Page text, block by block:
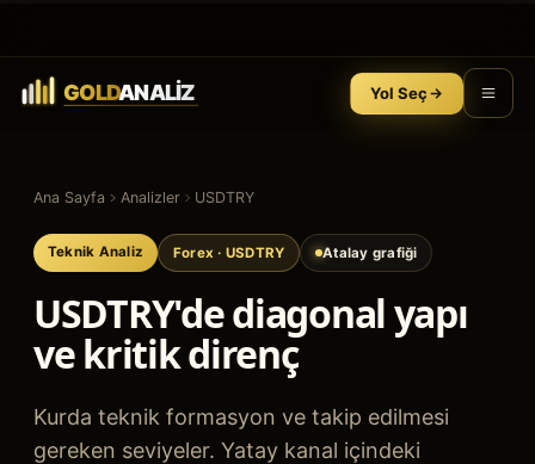
Yol Seç
Ana Sayfa Analizler USDTRY
Teknik Analiz Forex · USDTRY Atalay grafiği
USDTRY'de diagonal yapı
ve kritik direnç
Kurda teknik formasyon ve takip edilmesi
gereken seviyeler. Yatay kanal içindeki